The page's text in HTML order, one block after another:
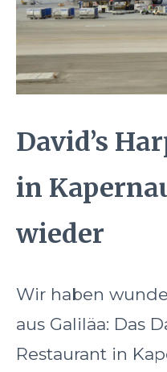
David’s
in
wieder
Wir haben
aus Galiläa: Das
Restaurant in